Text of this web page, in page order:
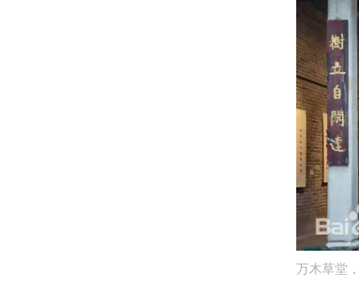
万木草堂